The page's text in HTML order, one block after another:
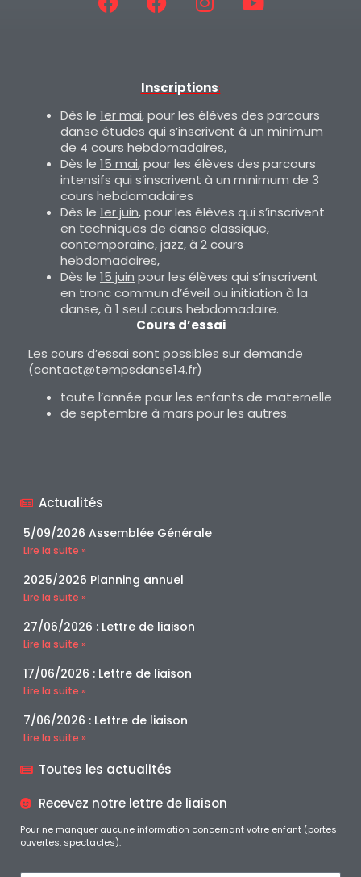
Inscriptions:
Dès le 1er mai, pour les élèves des parcours
danse études qui s’inscrivent à un minimum
de 4 cours hebdomadaires,
Dès le 15 mai, pour les élèves des parcours
intensifs qui s’inscrivent à un minimum de 3
cours hebdomadaires
Dès le 1er juin, pour les élèves qui s’inscrivent
en techniques de danse classique,
contemporaine, jazz, à 2 cours
hebdomadaires,
Dès le 15 juin pour les élèves qui s’inscrivent
en tronc commun d’éveil ou initiation à la
danse, à 1 seul cours hebdomadaire.
Cours d’essai
Les cours d’essai sont possibles sur demande
(contact@tempsdanse14.fr)
toute l’année pour les enfants de maternelle
de septembre à mars pour les autres.
Actualités
5/09/2026 Assemblée Générale
Lire la suite »
2025/2026 Planning annuel
Lire la suite »
27/06/2026 : Lettre de liaison
Lire la suite »
17/06/2026 : Lettre de liaison
Lire la suite »
7/06/2026 : Lettre de liaison
Lire la suite »
Toutes les actualités
Recevez notre lettre de liaison
Pour ne manquer aucune information concernant votre enfant (portes
ouvertes, spectacles).